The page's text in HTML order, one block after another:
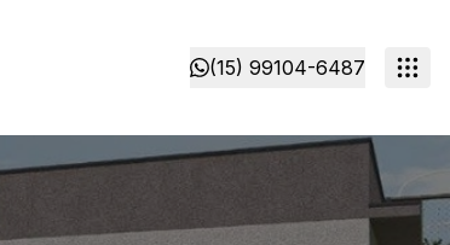
(15) 99104-6487